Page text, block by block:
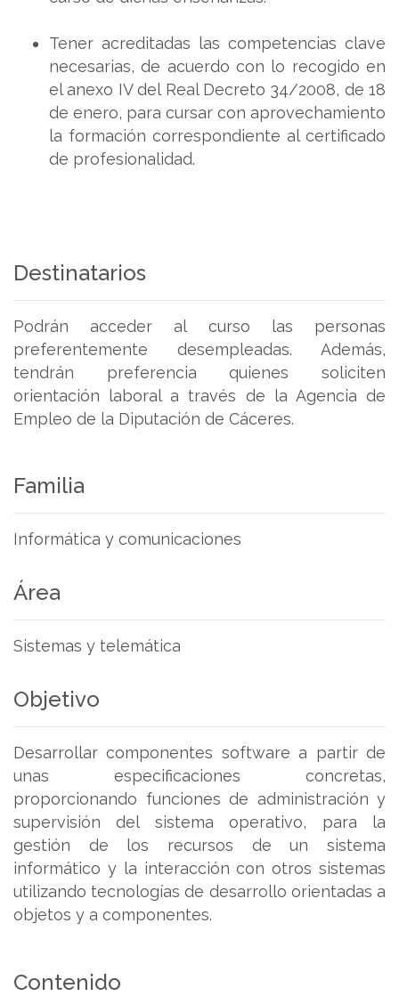
Tener acreditadas las competencias clave
necesarias, de acuerdo con lo recogido en
el anexo IV del Real Decreto 34/2008, de 18
de enero, para cursar con aprovechamiento
la formación correspondiente al certificado
de profesionalidad.
Destinatarios
Podrán acceder al curso las personas
preferentemente desempleadas. Además,
tendrán preferencia quienes soliciten
orientación laboral a través de la Agencia de
Empleo de la Diputación de Cáceres.
Familia
Informática y comunicaciones
Área
Sistemas y telemática
Objetivo
Desarrollar componentes software a partir de
unas especificaciones concretas,
proporcionando funciones de administración y
supervisión del sistema operativo, para la
gestión de los recursos de un sistema
informático y la interacción con otros sistemas
utilizando tecnologías de desarrollo orientadas a
objetos y a componentes.
Contenido